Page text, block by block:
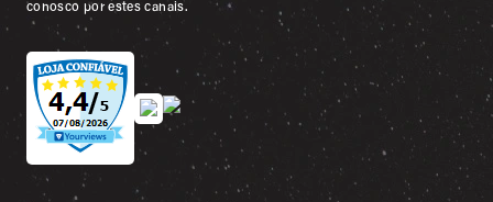
conosco por estes canais.